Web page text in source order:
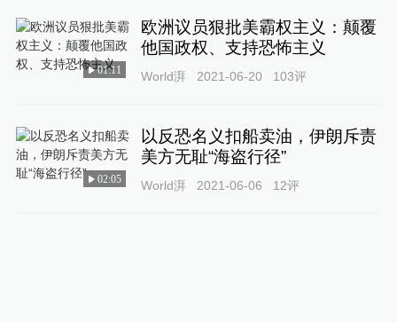
01:11
欧洲议员狠批美霸权主义：颠覆
他国政权、支持恐怖主义
World湃 2021-06-20 103评
02:05
以反恐名义扣船卖油，伊朗斥责
美方无耻“海盗行径”
World湃 2021-06-06 12评